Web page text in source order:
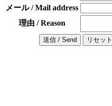
メール / Mail address
理由 / Reason